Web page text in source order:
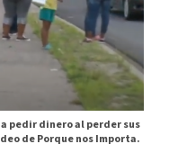
pedir dinero al perder sus
de Porque nos Importa.